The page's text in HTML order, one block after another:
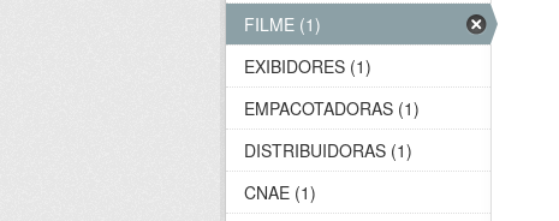
FILME (1)
EXIBIDORES (1)
EMPACOTADORAS (1)
DISTRIBUIDORAS (1)
CNAE (1)